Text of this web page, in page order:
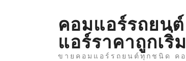
คอมแอร์รถยน
แอร์ราคาถูกเ
ขายคอมแอร์รถยนต์ทุกชนิด ค